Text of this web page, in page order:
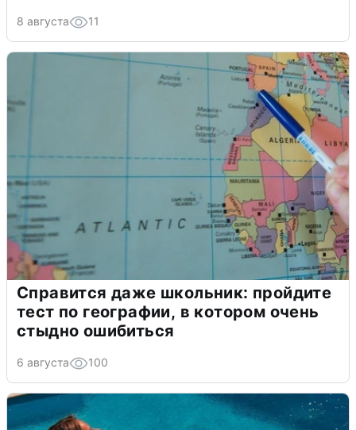
8 августа 11
Справится даже школьник: пройдите
тест по географии, в котором очень
стыдно ошибиться
6 августа 100